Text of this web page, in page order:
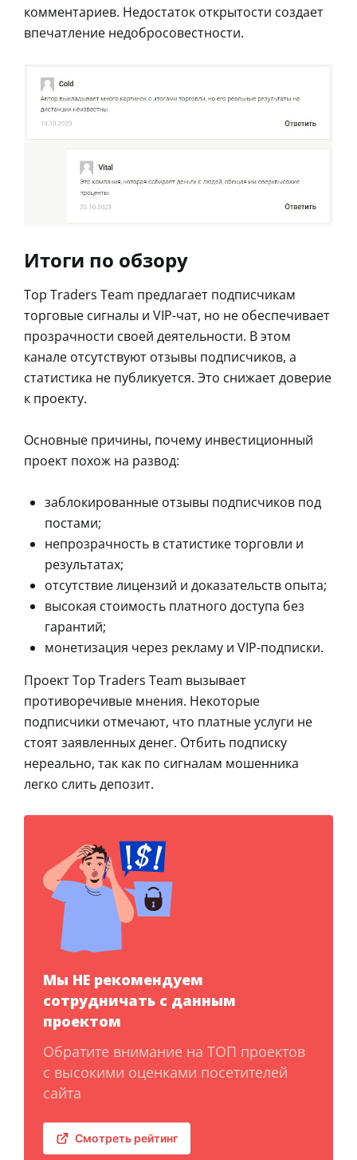
комментариев. Недостаток открытости создает
впечатление недобросовестности.
Итоги по обзору
Top Traders Team предлагает подписчикам
торговые сигналы и VIP-чат, но не обеспечивает
прозрачности своей деятельности. В этом
канале отсутствуют отзывы подписчиков, а
статистика не публикуется. Это снижает доверие
к проекту.
Основные причины, почему инвестиционный
проект похож на развод:
заблокированные отзывы подписчиков под
постами;
непрозрачность в статистике торговли и
результатах;
отсутствие лицензий и доказательств опыта;
высокая стоимость платного доступа без
гарантий;
монетизация через рекламу и VIP-подписки.
Проект Top Traders Team вызывает
противоречивые мнения. Некоторые
подписчики отмечают, что платные услуги не
стоят заявленных денег. Отбить подписку
нереально, так как по сигналам мошенника
легко слить депозит.
Мы НЕ рекомендуем
сотрудничать с данным
проектом
Обратите внимание на ТОП проектов
с высокими оценками посетителей
сайта
Смотреть рейтинг